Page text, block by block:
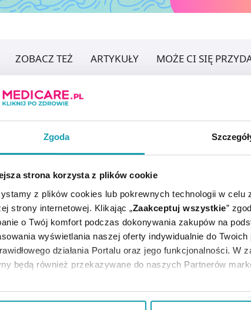
Zgoda
strona korzysta z plików cookie
z plików cookies lub pokrewnych technologii w
strony internetowej. Klikając „Zaakceptuj wszystkie”
o Twój komfort podczas dokonywania zakupów na
wyświetlania naszej oferty indywidualnie do
działania Portalu oraz jego funkcjonalności.
będą również przekazywane do naszych Partnerów
chcesz dostosować swoją zgodę i wybrać tylko niektóre
ZOBACZ TEŻ ARTYKUŁY MOŻE CI SIĘ
o bezpieczeństwie